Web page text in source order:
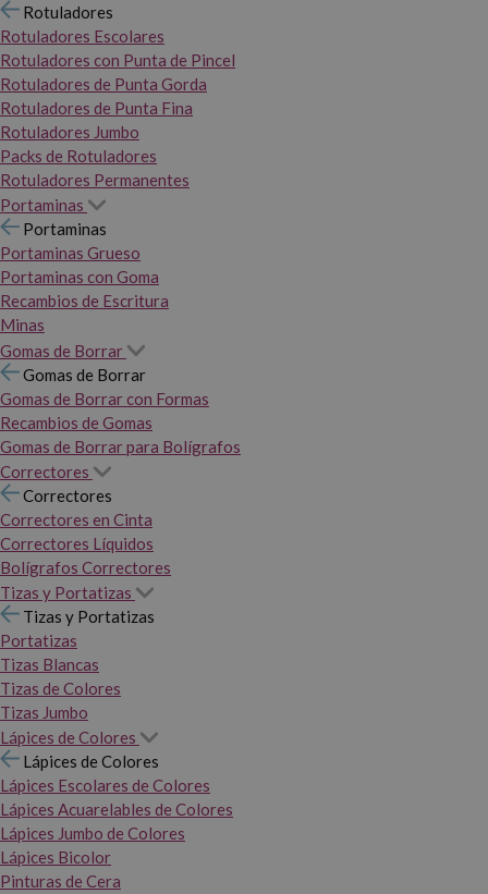
Rotuladores
Rotuladores Escolares
Rotuladores con Punta de Pincel
Rotuladores de Punta Gorda
Rotuladores de Punta Fina
Rotuladores Jumbo
Packs de Rotuladores
Rotuladores Permanentes
Portaminas
Portaminas
Portaminas Grueso
Portaminas con Goma
Recambios de Escritura
Minas
Gomas de Borrar
Gomas de Borrar
Gomas de Borrar con Formas
Recambios de Gomas
Gomas de Borrar para Bolígrafos
Correctores
Correctores
Correctores en Cinta
Correctores Líquidos
Bolígrafos Correctores
Tizas y Portatizas
Tizas y Portatizas
Portatizas
Tizas Blancas
Tizas de Colores
Tizas Jumbo
Lápices de Colores
Lápices de Colores
Lápices Escolares de Colores
Lápices Acuarelables de Colores
Lápices Jumbo de Colores
Lápices Bicolor
Pinturas de Cera